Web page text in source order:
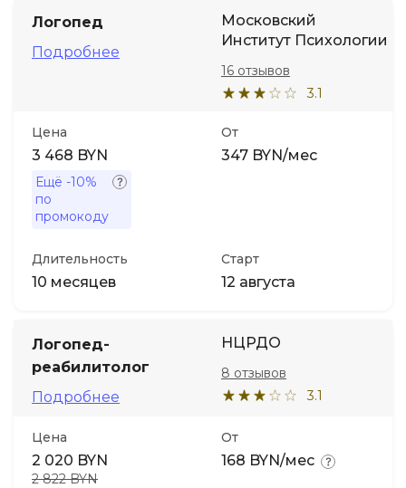
Логопед
Подробнее
Московский
Институт Психологии
3.1
16 отзывов
Цена
3 468 BYN
Ещё -10%
по
промокоду
От
347 BYN/мес
Длительность
10 месяцев
Старт
12 августа
Логопед-
реабилитолог
Подробнее
НЦРДО
3.1
8 отзывов
Цена
2 020 BYN
2 822 BYN
От
168 BYN/мес
Менеджмент
Soft Skills
ДПО
Детям